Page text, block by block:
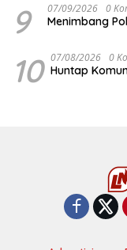
9 07/09/2026 0
Menimbang
10 07/08/2026 0
Huntap